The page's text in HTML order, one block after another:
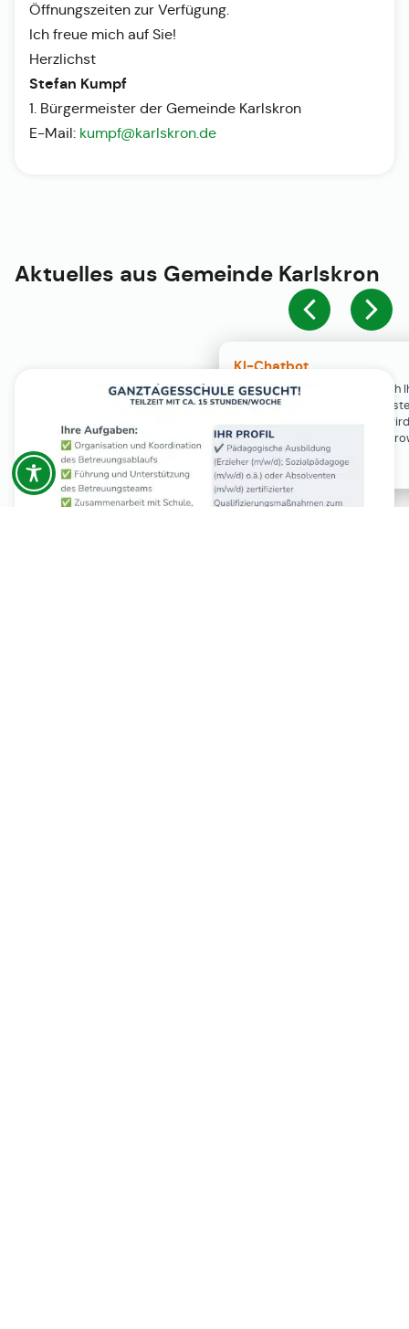
KI-Chatbot
Der KI-Chatbot steht erst nach
Einwilligung in den Cookie-
Verfügung. Der Chat-Verlauf
ausschließlich lokal in Ihrem
gespeichert.
Öffnungszeiten zur Verfügung.
Ich freue mich auf Sie!
Herzlichst
Stefan Kumpf
1. Bürgermeister der Gemeinde Karlskron
E-Mail: kumpf@karlskron.de
Aktuelles aus Gemeinde Karlskron